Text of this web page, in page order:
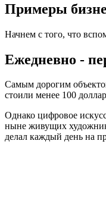
Примеры
Начнем с того, что
Ежедневно -
Самым дорогим
стоили менее 100
Однако цифровое
ныне живущих
делал каждый день на